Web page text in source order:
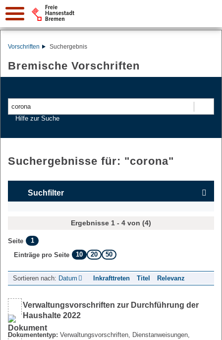
Vorschriften Suchergebnis
Bremische Vorschriften
Hilfe zur Suche
Suchergebnisse für: "corona"
Suchfilter
Ergebnisse 1 - 4 von (4)
Seite
1
Einträge pro Seite
10 20 50
Sortieren nach: Datum Inkrafttreten Titel Relevanz
Verwaltungsvorschriften zur Durchführung der
Haushalte 2022
Dokumententyp: Verwaltungsvorschriften, Dienstanweisungen,